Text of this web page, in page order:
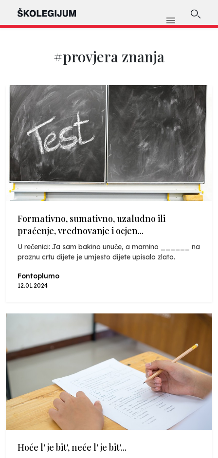
#provjera znanja
Formativno, sumativno, uzaludno ili
praćenje, vrednovanje i ocjen...
U rečenici: Ja sam bakino unuče, a mamino ______ na
praznu crtu dijete je umjesto dijete upisalo zlato.
Fontoplumo
12.01.2024
Hoće l' je bit', neće l' je bit'...